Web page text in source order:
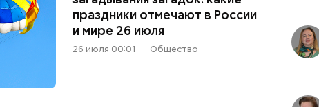
праздники отмечают в России
и мире 26 июля
26 июля 00:01 Общество